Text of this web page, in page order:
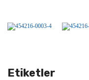
Etiketler